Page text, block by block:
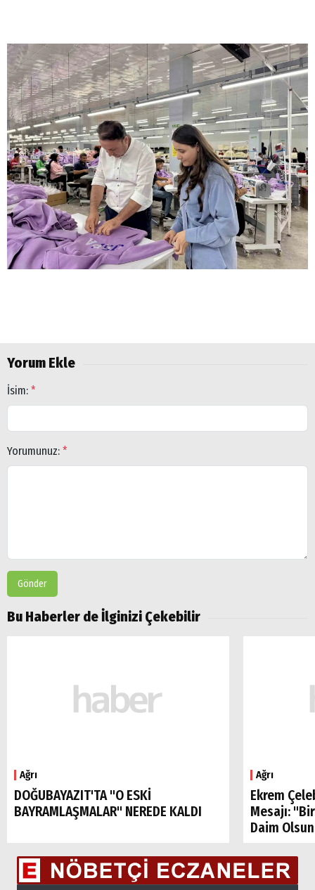
Yorum Ekle
İsim: *
Yorumunuz: *
Gönder
Bu Haberler de İlginizi Çekebilir
Ağrı
DOĞUBAYAZIT'TA "O ESKİ
BAYRAMLAŞMALAR" NEREDE KALDI
Ağrı
Ekrem
Mesajı:
Daim